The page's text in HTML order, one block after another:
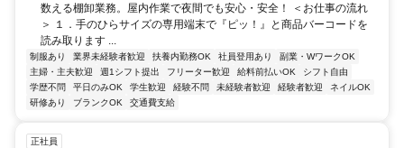
数える棚卸業務。屋内作業で夜間でも安心・安全！ ＜お仕事の流れ
＞ １．手のひらサイズの専用端末で『ピッ！』と商品バーコードを
読み取ります ...
制服あり 業界未経験者歓迎 扶養内勤務OK 社員登用あり
副業・WワークOK
主婦・主夫歓迎
週1シフト提出 フリーター歓迎 給料前払いOK
シフト自由
学歴不問
平日のみOK 学生歓迎 経験不問 未経験者歓迎 経験者歓迎
ネイルOK
研修あり
ブランクOK 交通費支給
正社員